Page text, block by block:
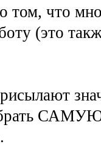
том, что
(это
САМУЮ